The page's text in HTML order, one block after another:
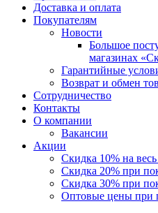
Доставка и оплата
Покупателям
Новости
Большое
магазинах
Гарантийные
Возврат и обмен
Сотрудничество
Контакты
О компании
Вакансии
Акции
Скидка 10% на
Скидка 20% при
Скидка 30% при
Оптовые цены при